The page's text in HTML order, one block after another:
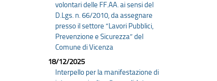
volontari delle FF.AA. ai sensi del
D.Lgs. n. 66/2010, da assegnare
presso il settore “Lavori Pubblici,
Prevenzione e Sicurezza” del
Comune di Vicenza
18/12/2025
Interpello per la manifestazione di